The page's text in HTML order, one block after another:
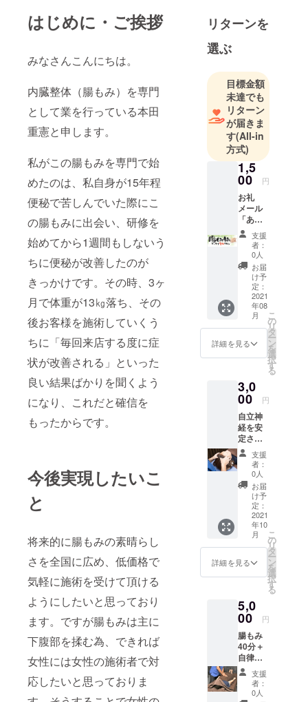
はじめに・ご挨拶
みなさんこんにちは。
内臓整体（腸もみ）を専門
として業を行っている本田
重憲と申します。
私がこの腸もみを専門で始
めたのは、私自身が15年程
便秘で苦しんでいた際にこ
の腸もみに出会い、研修を
始めてから1週間もしないう
ちに便秘が改善したのが
きっかけです。その時、3ヶ
月で体重が13㎏落ち、その
後お客様を施術していくう
ちに「毎回来店する度に症
状が改善される」といった
良い結果ばかりを聞くよう
になり、これだと確信を
もったからです。
今後実現したいこ
と
将来的に腸もみの素晴らし
さを全国に広め、低価格で
気軽に施術を受けて頂ける
ようにしたいと思っており
ます。ですが腸もみは主に
下腹部を揉む為、できれば
女性には女性の施術者で対
応したいと思っておりま
リターンを
選ぶ
目標金額
未達でも
リターン
が届きま
す(All-in
方式)
1,5
00 円
お礼
メール
「あり
がと
う」の
感謝を
込めて
メッ
セージ
を送ら
せて頂
きま
す。
支援
者：
0人
お届
け予
定：
2021
年08
月
詳細を見る
こ
の
リ
タ
ー
ン
を
選
択
す
る
3,0
00 円
自立神
経を安
定させ
る当店
独自の
ヘッド
マッ
サー
ジ！！
顔の血
流を良
くして
顔のむ
くみも
一緒に
「有効
期限：
お届け
日より1
年（日
曜を除
く）」
支援
者：
0人
お届
け予
定：
2021
年10
月
詳細を見る
こ
の
リ
タ
ー
ン
を
選
択
す
る
5,0
00 円
腸もみ
40分＋
自律神
経安定
ヘッド
マッ
支援
者：
0人